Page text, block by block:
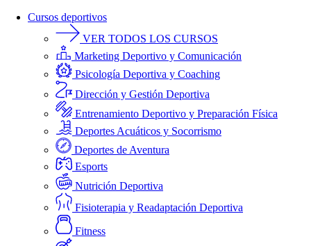
Cursos deportivos
VER TODOS LOS CURSOS
Marketing Deportivo y Comunicación
Psicología Deportiva y Coaching
Dirección y Gestión Deportiva
Entrenamiento Deportivo y Preparación Física
Deportes Acuáticos y Socorrismo
Deportes de Aventura
Esports
Nutrición Deportiva
Fisioterapia y Readaptación Deportiva
Fitness